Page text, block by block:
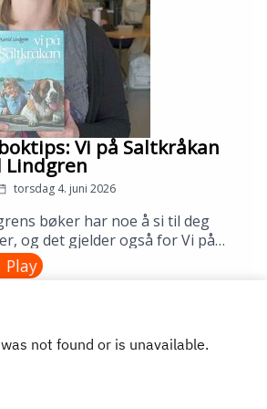
Vi på Saltkråkan
Lindgren
torsdag 4. juni 2026
bøker har noe å si til deg
og det gjelder også for Vi på
Dette er den eneste Lindgren-
ble skrevet etter filmatiseringen,
Lån den på biblioteket ditt!---
bibliotek i april
Play